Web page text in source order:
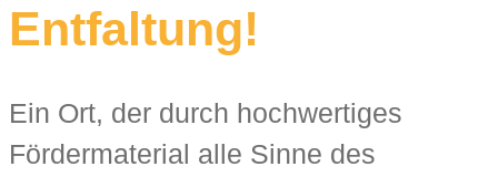
Entfaltung!
Ein Ort, der durch hochwertiges
Fördermaterial alle Sinne des